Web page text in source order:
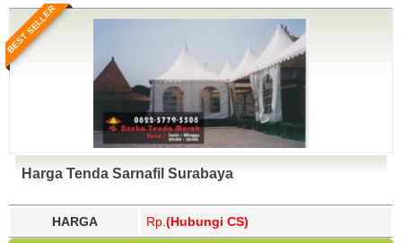
BEST SELLER
Harga Tenda Sarnafil Surabaya
HARGA Rp. (Hubungi CS)